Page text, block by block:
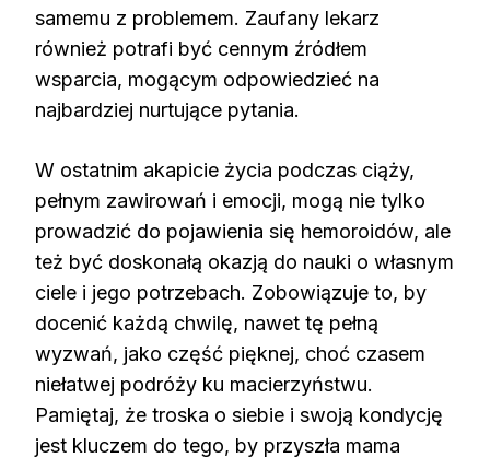
samemu z problemem. Zaufany lekarz
również potrafi być cennym źródłem
wsparcia, mogącym odpowiedzieć na
najbardziej nurtujące pytania.
W ostatnim akapicie życia podczas ciąży,
pełnym zawirowań i emocji, mogą nie tylko
prowadzić do pojawienia się hemoroidów, ale
też być doskonałą okazją do nauki o własnym
ciele i jego potrzebach. Zobowiązuje to, by
docenić każdą chwilę, nawet tę pełną
wyzwań, jako część pięknej, choć czasem
niełatwej podróży ku macierzyństwu.
Pamiętaj, że troska o siebie i swoją kondycję
jest kluczem do tego, by przyszła mama